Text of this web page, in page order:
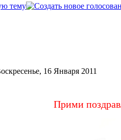
16 Января 2011
Прими